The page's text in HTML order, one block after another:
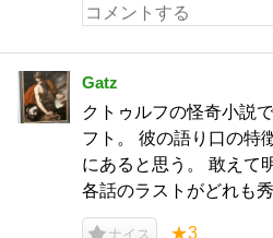
Gatz
クトゥルフの怪奇小説
フト。 彼の語り口の特
にあると思う。 敢えて
各話のラストがどれも秀
ナイス ★3